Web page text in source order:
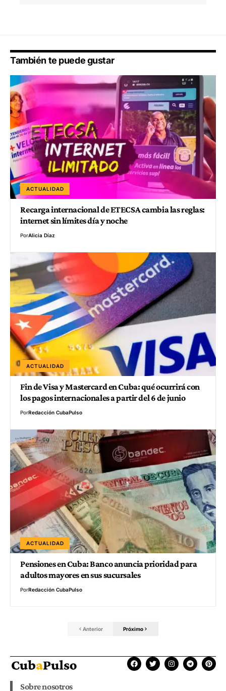
También te puede gustar
ACTUALIDAD
Recarga internacional de ETECSA cambia las reglas:
internet sin límites día y noche
PorAlicia Díaz
ACTUALIDAD
Fin de Visa y Mastercard en Cuba: qué ocurrirá con
los pagos internacionales a partir del 6 de junio
PorRedacción CubaPulso
ACTUALIDAD
Pensiones en Cuba: Banco anuncia prioridad para
adultos mayores en sus sucursales
PorRedacción CubaPulso
Anterior Próximo
Sobre nosotros